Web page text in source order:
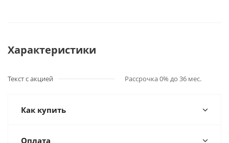
Характеристики
Текст с акцией Рассрочка 0% до 36 мес.
Как купить
Оплата